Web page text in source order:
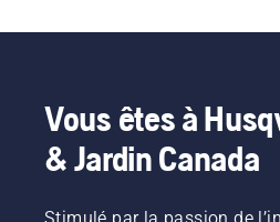
Vous êtes à
& Jardin Canada